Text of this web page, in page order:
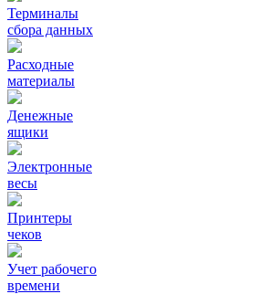
Терминалы
сбора данных
Расходные
материалы
Денежные
ящики
Электронные
весы
Принтеры
чеков
Учет рабочего
времени